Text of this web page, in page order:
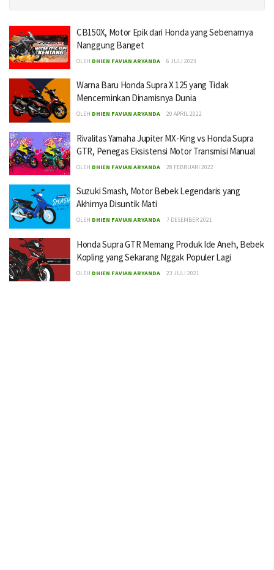
CB150X, Motor Epik dari Honda yang Sebenarnya
Nanggung Banget
OLEH DHIEN FAVIAN ARYANDA 6 JULI 2023
Warna Baru Honda Supra X 125 yang Tidak
Mencerminkan Dinamisnya Dunia
OLEH DHIEN FAVIAN ARYANDA 20 APRIL 2022
Rivalitas Yamaha Jupiter MX-King vs Honda Supra
GTR, Penegas Eksistensi Motor Transmisi Manual
OLEH DHIEN FAVIAN ARYANDA 28 FEBRUARI 2022
Suzuki Smash, Motor Bebek Legendaris yang
Akhirnya Disuntik Mati
OLEH DHIEN FAVIAN ARYANDA 7 DESEMBER 2021
Honda Supra GTR Memang Produk Ide Aneh, Bebek
Kopling yang Sekarang Nggak Populer Lagi
OLEH DHIEN FAVIAN ARYANDA 23 JULI 2021